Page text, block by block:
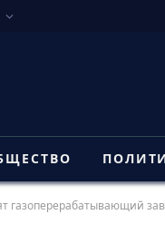
газоперерабатывающий